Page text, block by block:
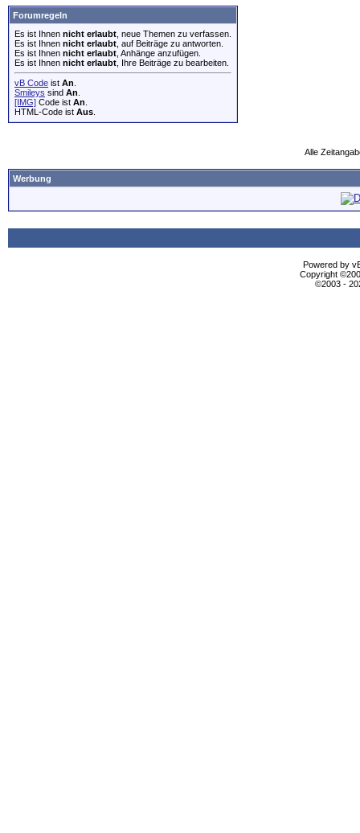
Forumregeln
Es ist Ihnen nicht erlaubt , neue Themen zu verfassen.
Es ist Ihnen nicht erlaubt , auf Beiträge zu antworten.
Es ist Ihnen nicht erlaubt , Anhänge anzufügen.
Es ist Ihnen nicht erlaubt , Ihre Beiträge zu bearbeiten.
vB Code ist An
Smileys sind An
[IMG] Code ist An
HTML-Code ist Aus
Alle
Werbung
Powered by
Copyright
©2003 -